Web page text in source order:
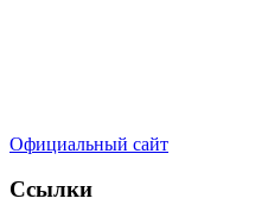
Официальный сайт
Ссылки